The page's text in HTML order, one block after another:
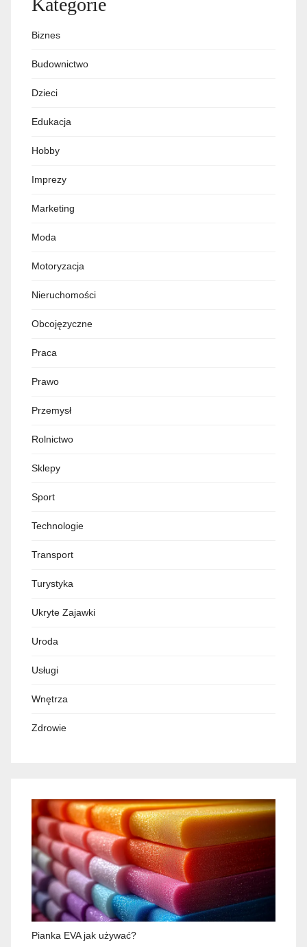
Kategorie
Biznes
Budownictwo
Dzieci
Edukacja
Hobby
Imprezy
Marketing
Moda
Motoryzacja
Nieruchomości
Obcojęzyczne
Praca
Prawo
Przemysł
Rolnictwo
Sklepy
Sport
Technologie
Transport
Turystyka
Ukryte Zajawki
Uroda
Usługi
Wnętrza
Zdrowie
Pianka EVA jak używać?